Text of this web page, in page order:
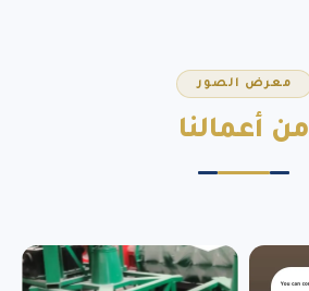
معرض الصور
من أعمالنا